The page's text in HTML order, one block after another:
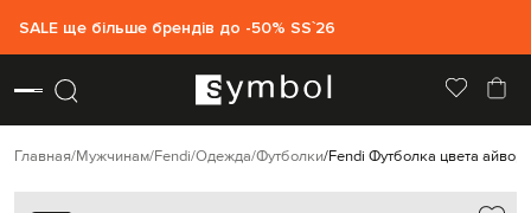
SALE ще більше брендів до -50% SS`26
Главная Мужчинам Fendi Одежда Футболки Fendi Футболка цвета